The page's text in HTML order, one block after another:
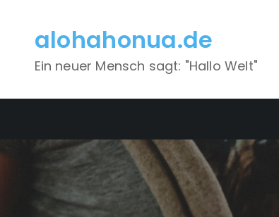
contentalohahonua.de
Ein neuer Mensch sagt: "Hallo Welt"